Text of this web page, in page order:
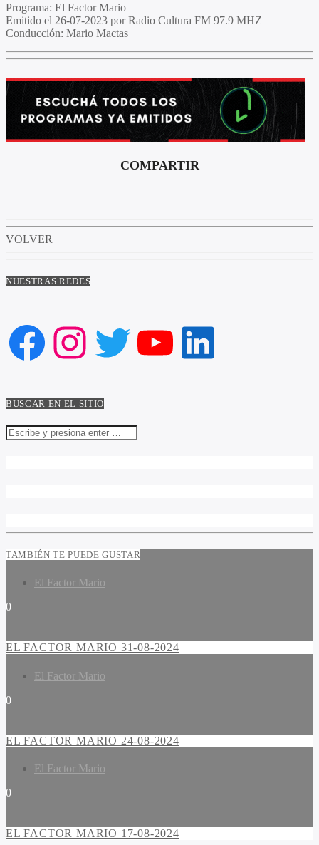
Programa: El Factor Mario
Emitido el 26-07-2023 por Radio Cultura FM 97.9 MHZ
Conducción: Mario Mactas
COMPARTIR
VOLVER
NUESTRAS REDES
Facebook
Instagram
Twitter
YouTube
LinkedIn
BUSCAR EN EL SITIO
TAMBIÉN TE PUEDE GUSTAR
El Factor Mario
0
EL FACTOR MARIO 31-08-2024
El Factor Mario
0
EL FACTOR MARIO 24-08-2024
El Factor Mario
0
EL FACTOR MARIO 17-08-2024